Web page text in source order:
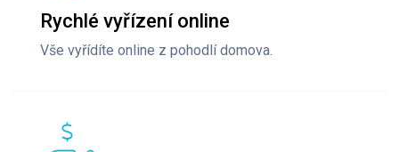
Rychlé vyřízení online
Vše vyřídíte online z pohodlí domova.